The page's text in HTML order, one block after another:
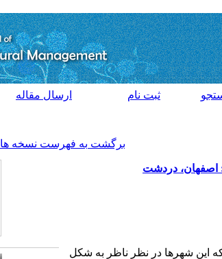
ثبت نام ارسال مقاله
برگشت به فهرست نسخه ها
اصفهان، دردشت
این شهرها در نظر ناظر به شکل